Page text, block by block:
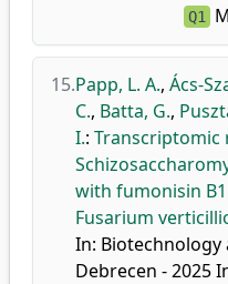
Q1
15.Papp, L. A., Ács-
C., Batta, G.,
I.: Transcriptomic
with fumonisin
Fusarium
In:
Debrecen - 2025